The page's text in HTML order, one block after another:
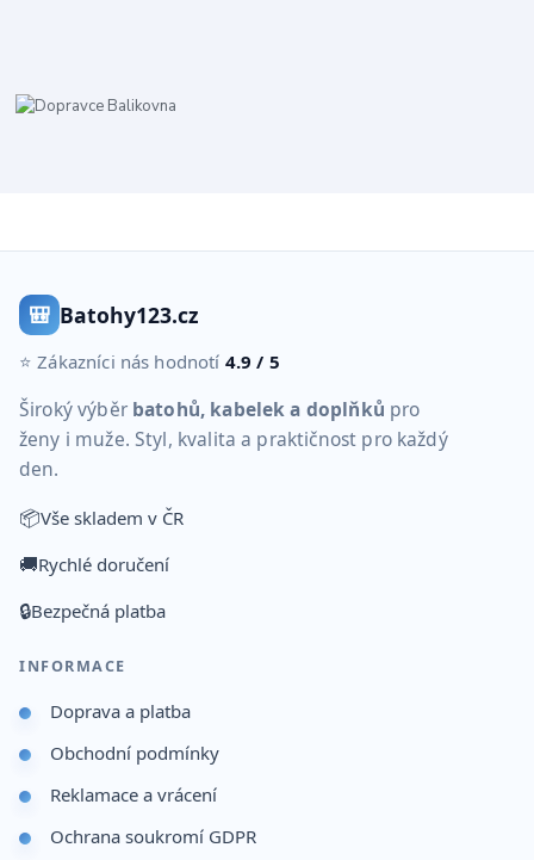
🎒 Batohy123.cz
⭐ Zákazníci nás hodnotí 4.9 / 5
Široký výběr batohů, kabelek a doplňků pro
ženy i muže. Styl, kvalita a praktičnost pro každý
den.
📦Vše skladem v ČR
🚚Rychlé doručení
🔒Bezpečná platba
INFORMACE
Doprava a platba
Obchodní podmínky
Reklamace a vrácení
Ochrana soukromí GDPR